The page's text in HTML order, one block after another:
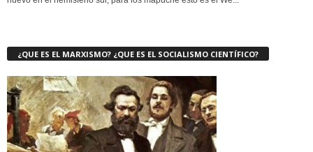
¿QUE ES EL MARXISMO? ¿QUE ES EL SOCIALISMO CIENTÍFICO?